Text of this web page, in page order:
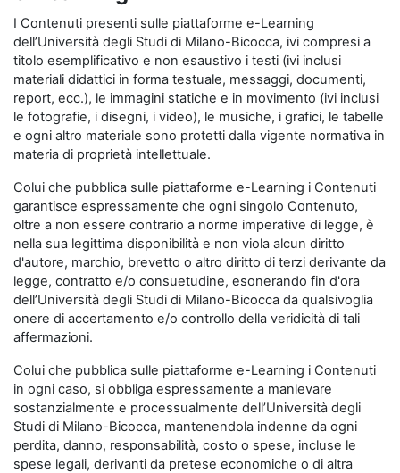
I Contenuti presenti sulle piattaforme e-Learning
dell’Università degli Studi di Milano-Bicocca, ivi compresi a
titolo esemplificativo e non esaustivo i testi (ivi inclusi
materiali didattici in forma testuale, messaggi, documenti,
report, ecc.), le immagini statiche e in movimento (ivi inclusi
le fotografie, i disegni, i video), le musiche, i grafici, le tabelle
e ogni altro materiale sono protetti dalla vigente normativa in
materia di proprietà intellettuale.
Colui che pubblica sulle piattaforme e-Learning i Contenuti
garantisce espressamente che ogni singolo Contenuto,
oltre a non essere contrario a norme imperative di legge, è
nella sua legittima disponibilità e non viola alcun diritto
d'autore, marchio, brevetto o altro diritto di terzi derivante da
legge, contratto e/o consuetudine, esonerando fin d'ora
dell’Università degli Studi di Milano-Bicocca da qualsivoglia
onere di accertamento e/o controllo della veridicità di tali
affermazioni.
Colui che pubblica sulle piattaforme e-Learning i Contenuti
in ogni caso, si obbliga espressamente a manlevare
sostanzialmente e processualmente dell’Università degli
Studi di Milano-Bicocca, mantenendola indenne da ogni
perdita, danno, responsabilità, costo o spese, incluse le
spese legali, derivanti da pretese economiche o di altra